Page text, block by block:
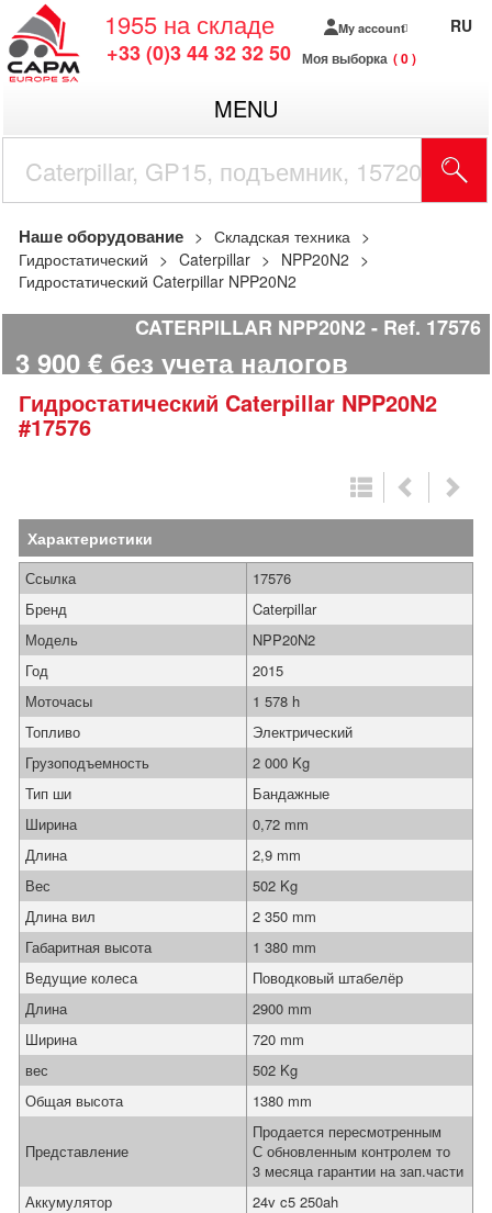
1955 на складе
+33 (0)3 44 32 32 50
My account
Моя выборка 0
RU
MENU
Наше оборудование
Складская техника
Гидростатический
Caterpillar
NPP20N2
Гидростатический Caterpillar NPP20N2
CATERPILLAR NPP20N2 Ref. 17576
3 900 € без учета налогов
Гидростатический Caterpillar NPP20N2
#17576
Характеристики
Ссылка
17576
Бренд
Caterpillar
Модель
NPP20N2
Год
2015
Моточасы
1 578 h
Топливо
Электрический
Грузоподъемность
2 000 Kg
Тип ши
Бандажные
Ширина
0,72 mm
Длина
2,9 mm
Вес
502 Kg
Длина вил
2 350 mm
Габаритная высота
1 380 mm
Ведущие колеса
Поводковый штабелёр
Длина
2900 mm
Ширина
720 mm
вес
502 Kg
Общая высота
1380 mm
Представление
Продается пересмотренным
С обновленным контролем то
3 месяца гарантии на зап.части
Аккумулятор
24v c5 250ah